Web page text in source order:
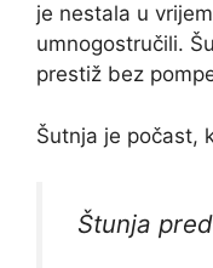
je nestala u
umnogostručili.
prestiž bez
Šutnja je počast,
Štunja